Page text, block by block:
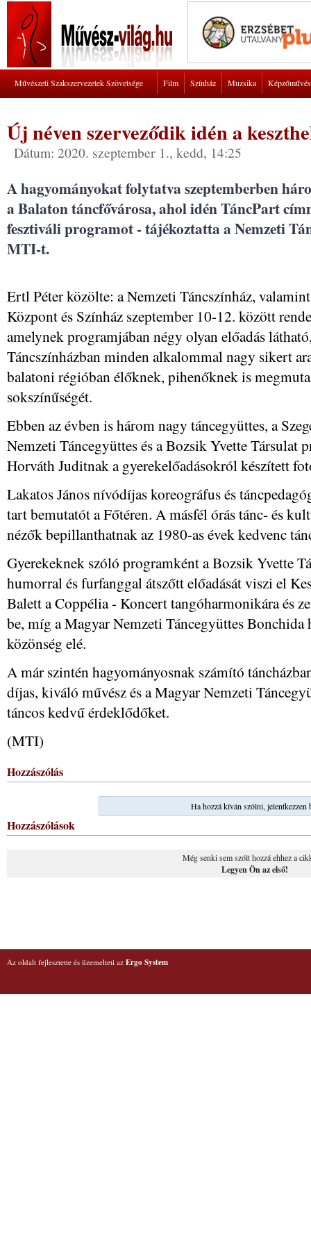
Művészeti Szakszervezetek Szövetsége Film Színház Muzsika
Új néven szerveződik idén a
Dátum: 2020. szeptember 1., kedd, 14:25
A hagyományokat folytatva szeptemberben
a Balaton táncfővárosa, ahol idén TáncPart
fesztiváli programot - tájékoztatta a Nemzeti
MTI-t.
Ertl Péter közölte: a Nemzeti Táncszínház,
Központ és Színház szeptember 10-12. között
amelynek programjában négy olyan előadás
Táncszínházban minden alkalommal nagy sikert
balatoni régióban élőknek, pihenőknek is
sokszínűségét.
Ebben az évben is három nagy táncegyüttes, a
Nemzeti Táncegyüttes és a Bozsik Yvette Társulat
Horváth Juditnak a gyerekelőadásokról készített
Lakatos János nívódíjas koreográfus és
tart bemutatót a Főtéren. A másfél órás tánc- és
nézők bepillanthatnak az 1980-as évek kedvenc
Gyerekeknek szóló programként a Bozsik Yvette
humorral és furfanggal átszőtt előadását viszi el
Balett a Coppélia - Koncert tangóharmonikára és
be, míg a Magyar Nemzeti Táncegyüttes
közönség elé.
A már szintén hagyományosnak számító
díjas, kiváló művész és a Magyar Nemzeti
táncos kedvű érdeklődőket.
(MTI)
Hozzászólás
Ha hozzá kíván szólni, jelentkezzen
Hozzászólások
Még senki sem szólt hozzá ehhez a
Legyen Ön az első!
Az oldalt fejlesztette és üzemelteti az Ergo System